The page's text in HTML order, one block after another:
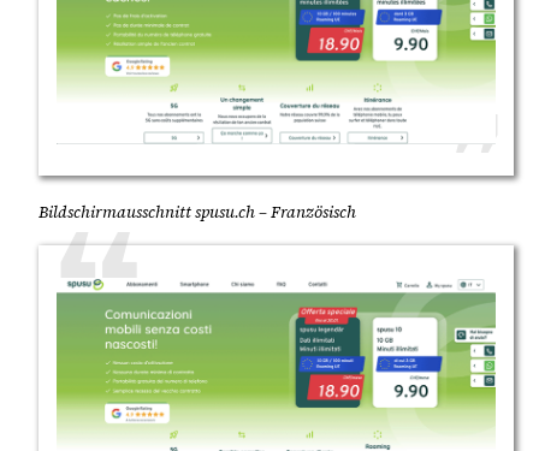
Bildschirmausschnitt spusu.ch – Französisch